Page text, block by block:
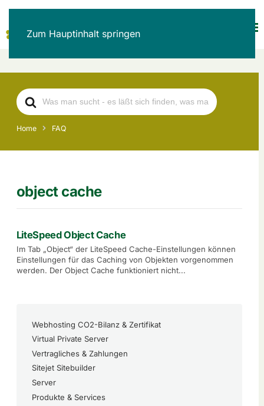
Zum Hauptinhalt springen
Search
For
Home FAQ
object cache
LiteSpeed Object Cache
Im Tab „Object“ der LiteSpeed Cache-Einstellungen können
Einstellungen für das Caching von Objekten vorgenommen
werden. Der Object Cache funktioniert nicht...
Webhosting CO2-Bilanz & Zertifikat
Virtual Private Server
Vertragliches & Zahlungen
Sitejet Sitebuilder
Server
Produkte & Services